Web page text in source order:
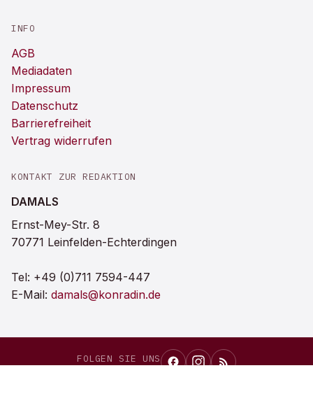
INFO
AGB
Mediadaten
Impressum
Datenschutz
Barrierefreiheit
Vertrag widerrufen
KONTAKT ZUR REDAKTION
DAMALS
Ernst-Mey-Str. 8
70771 Leinfelden-Echterdingen
Tel: +49 (0)711 7594-447
E-Mail: damals@konradin.de
FOLGEN SIE UNS